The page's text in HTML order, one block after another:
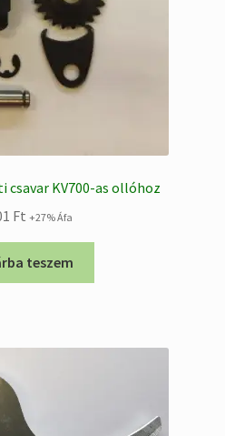
csavar KV700-as ollóhoz
Ft +27% Áfa
teszem